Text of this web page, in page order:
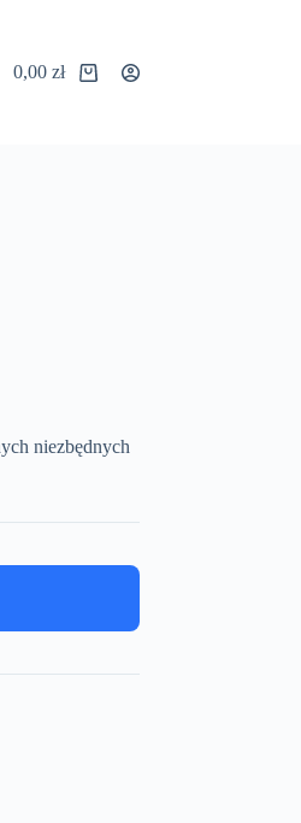
Koszyk
0,00zł
niezbędnych